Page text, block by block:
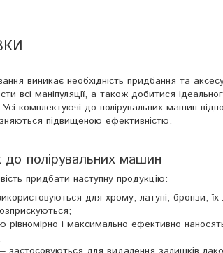
виникає необхідність придбання та
всі маніпуляції, а також добитися
комплектуючі до полірувальних машин
підвищеною ефективністю.
полірувальних машин
придбати наступну продукцію:
для хрому, латуні, бронзи,
рівномірно і максимально ефективно